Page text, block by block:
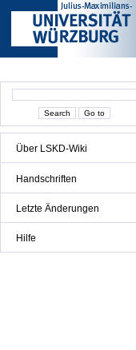
Über LSKD-Wiki
Handschriften
Letzte Änderungen
Hilfe